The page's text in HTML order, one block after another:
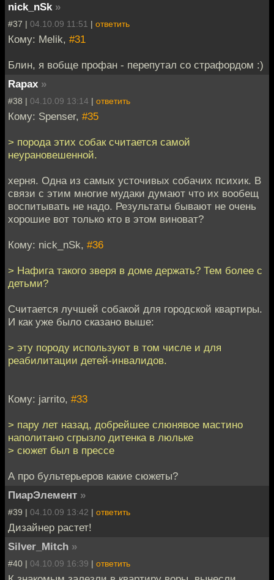
nick_nSk »
#37 | 04.10.09 11:51 | ответить
Кому: Melik, #31
Блин, я вобще профан - перепутал со страфордом :)
Rapax »
#38 | 04.10.09 13:14 | ответить
Кому: Spenser, #35
> порода этих собак считается самой
неурановешенной.
херня. Одна из самых усточивых собачих психик. В
связи с этим многие мудаки думают что их вообещ
воспитывать не надо. Результаты бывают не очень
хорошие вот только кто в этом виноват?
Кому: nick_nSk, #36
> Нафига такого зверя в доме держать? Тем более с
детьми?
Считается лучшей собакой для городской квартиры.
И как уже было сказано выше:
> эту породу используют в том числе и для
реабилитации детей-инвалидов.
Кому: jarrito, #33
> пару лет назад, добрейшее слюнявое мастино
наполитано сгрызло дитенка в люльке
> сюжет был в прессе
А про бультерьеров какие сюжеты?
ПиарЭлемент »
#39 | 04.10.09 13:42 | ответить
Дизайнер растет!
Silver_Mitch »
#40 | 04.10.09 16:39 | ответить